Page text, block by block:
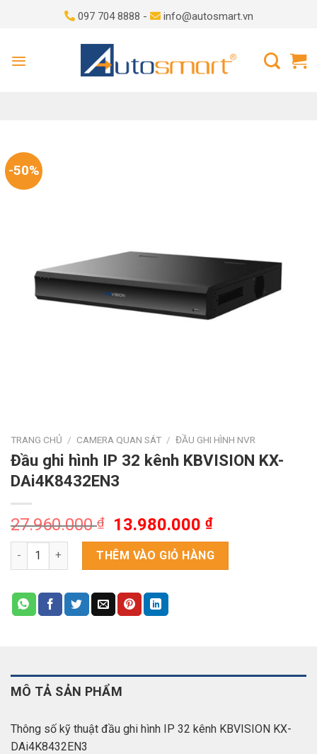
097 704 8888 - info@autosmart.vn
-50%
TRANG CHỦ / CAMERA QUAN SÁT / ĐẦU GHI HÌNH NVR
Đầu ghi hình IP 32 kênh KBVISION KX-
DAi4K8432EN3
27.960.000₫
Giá
gốc
là:
27.960.000 ₫.
13.980.000₫Giá
hiện
tại
là:
Đầu ghi hình IP 32 kênh KBVISION KX-DAi4K8432EN3 số lượng
THÊM VÀO GIỎ HÀNG
MÔ TẢ SẢN PHẨM
Thông số kỹ thuật đầu ghi hình IP 32 kênh KBVISION KX-
DAi4K8432EN3